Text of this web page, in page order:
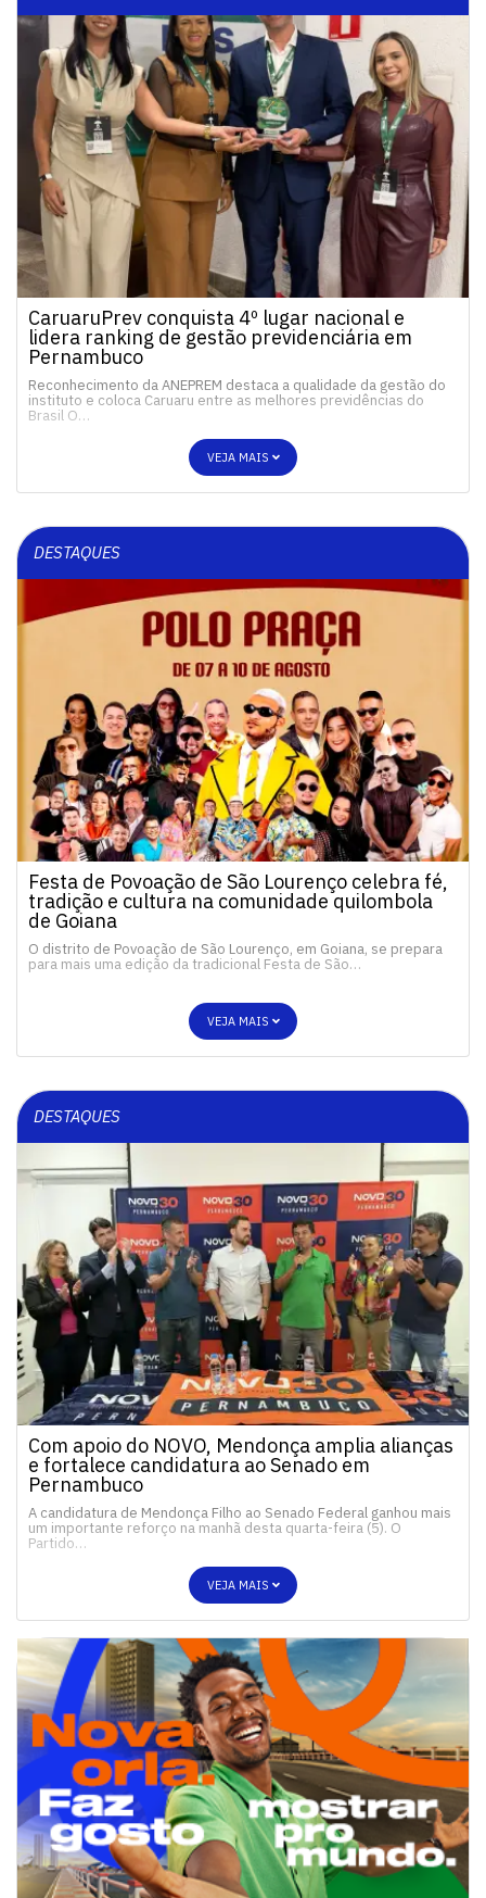
CaruaruPrev conquista 4º lugar nacional e
lidera ranking de gestão previdenciária em
Pernambuco
Reconhecimento da ANEPREM destaca a qualidade da gestão do
instituto e coloca Caruaru entre as melhores previdências do
Brasil O…
VEJA MAIS
DESTAQUES
Festa de Povoação de São Lourenço celebra fé,
tradição e cultura na comunidade quilombola
de Goiana
O distrito de Povoação de São Lourenço, em Goiana, se prepara
para mais uma edição da tradicional Festa de São…
VEJA MAIS
DESTAQUES
Com apoio do NOVO, Mendonça amplia alianças
e fortalece candidatura ao Senado em
Pernambuco
A candidatura de Mendonça Filho ao Senado Federal ganhou mais
um importante reforço na manhã desta quarta-feira (5). O
Partido…
VEJA MAIS